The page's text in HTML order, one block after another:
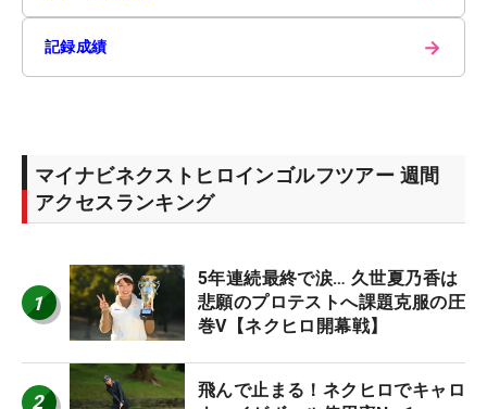
記録成績 →
マイナビネクストヒロインゴルフツアー 週間
アクセスランキング
1
5年連続最終で涙… 久世夏乃香は
悲願のプロテストへ課題克服の圧
巻V【ネクヒロ開幕戦】
2
飛んで止まる！ネクヒロでキャロ